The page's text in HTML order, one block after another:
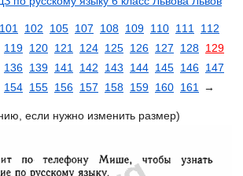
101 102 105 107 108 109 110 111
112
119 120 121 124 125 126 127 128 129
136 139 141 142 143 144 145 146 147
154 155 156 157 158 159 160 161 →
если нужно изменить размер)